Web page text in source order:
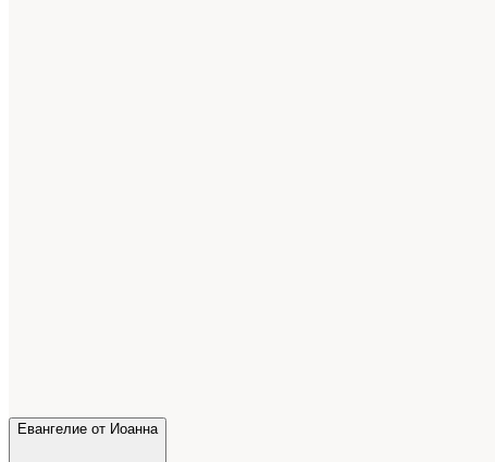
Евангелие от Иоанна